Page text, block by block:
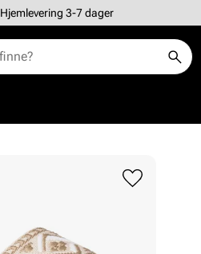
Hjemlevering 3-7 dager